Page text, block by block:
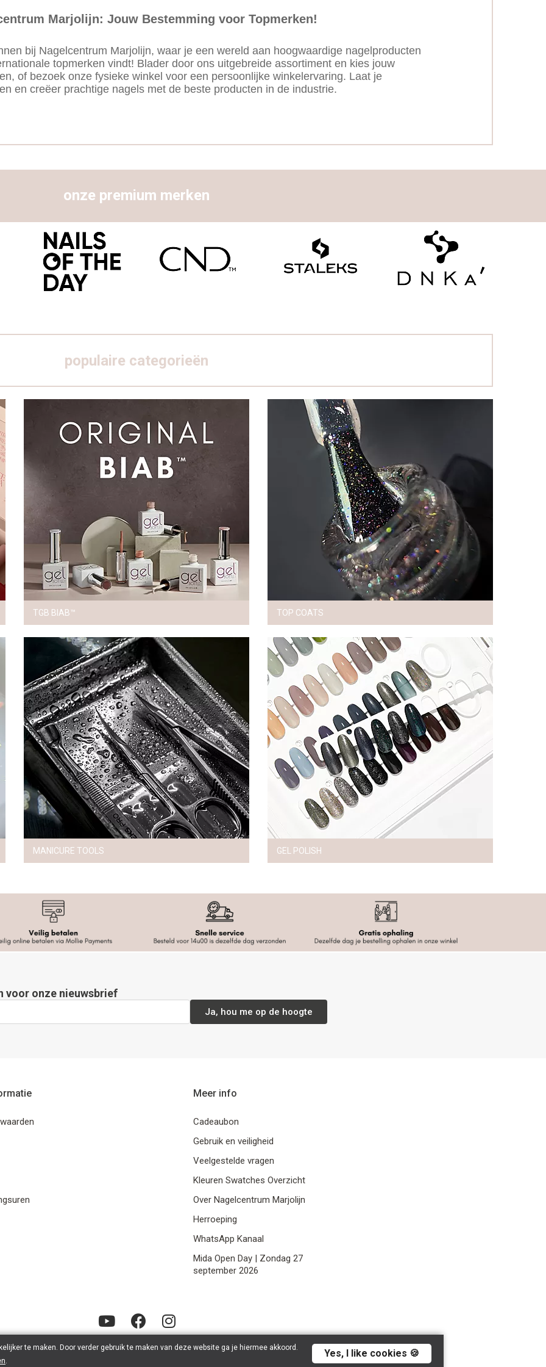
Marjolijn: Jouw Bestemming voor Topmerken!
bij Nagelcentrum Marjolijn, waar je een wereld aan hoogwaardige nagelproducten
topmerken vindt! Blader door ons uitgebreide assortiment en kies jouw
of bezoek onze fysieke winkel voor een persoonlijke winkelervaring. Laat je
en creëer prachtige nagels met de beste producten in de industrie.
onze premium merken
populaire categorieën
TGB BIAB™ TOP COATS
MANICURE TOOLS GEL POLISH
voor onze nieuwsbrief
Ja, hou me op de hoogte
Meer info
Cadeaubon
Gebruik en veiligheid
Veelgestelde vragen
Kleuren Swatches Overzicht
Over Nagelcentrum Marjolijn
Herroeping
WhatsApp Kanaal
Mida Open Day | Zondag 27
september 2026
te maken. Door verder gebruik te maken van deze website ga je hiermee akkoord.
.
Yes, I like cookies 🍪